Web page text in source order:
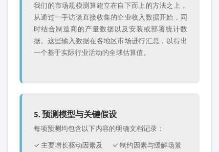
我们的市场规模测算建立在自下而上的方法之上，
从通过一手访谈直接收集的企业收入数据开始，同
时结合制造商的产量数据以及安装或部署统计数
据。这些输入数据在各地区市场进行汇总，以得出
一个基于实际行业活动的全球估算值。
5. 预测模型与关键假设
每项预测均包含以下内容的明确文档记录：
✓ 主要增长驱动因素及
✓ 制约因素与缓解场景